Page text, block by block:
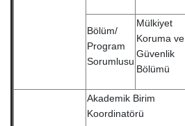
Bölüm/
Program
Sorumlusu
Mülkiyet
Koruma ve
Güvenlik
Bölümü
Akademik Birim
Koordinatörü